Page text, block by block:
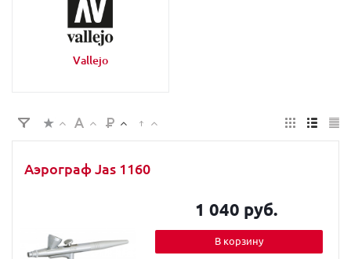
Vallejo
Аэрограф Jas 1160
1 040 руб.
В корзину